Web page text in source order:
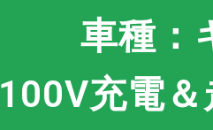
車種：
100V充電